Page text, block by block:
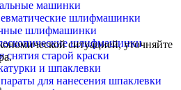
машинки
шлифмашинки
шлифмашинки
шлифмашинки
снятия старой краски
и шпаклевки
для нанесения шпаклевки
ситуацией, уточняйте